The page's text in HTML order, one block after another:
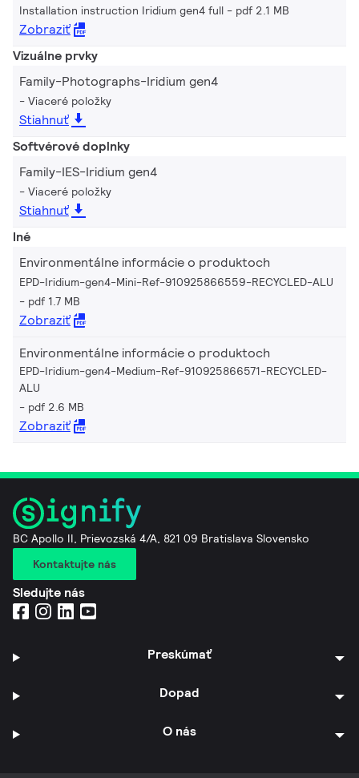
Installation instruction Iridium gen4 full pdf 2.1 MB
Zobraziť
Vizuálne prvky
Family-Photographs-Iridium gen4
Viaceré položky
Stiahnuť
Softvérové doplnky
Family-IES-Iridium gen4
Viaceré položky
Stiahnuť
Iné
Environmentálne informácie o produktoch
EPD-Iridium-gen4-Mini-Ref-910925866559-RECYCLED-ALU
pdf 1.7 MB
Zobraziť
Environmentálne informácie o produktoch
EPD-Iridium-gen4-Medium-Ref-910925866571-RECYCLED-
ALU
pdf 2.6 MB
Zobraziť
BC Apollo II, Prievozská 4/A, 821 09 Bratislava Slovensko
Kontaktujte nás
Sledujte nás
Preskúmať
Dopad
O nás